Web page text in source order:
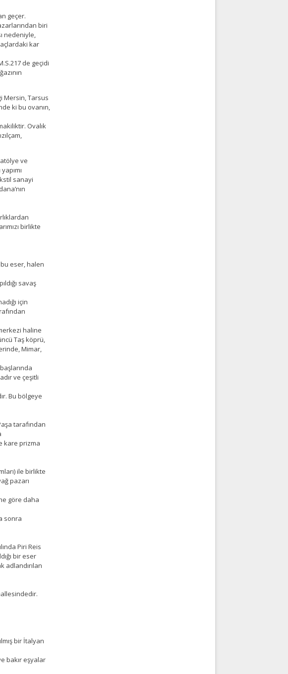
geçer.
biri
nedeniyle,
kar
de geçidi
Mersin, Tarsus
ki bu ovanın,
Ovalık
ve
sanayi
birlikte
eser, halen
savaş
için
haline
Taş köprü,
Mimar,
ve çeşitli
Bu bölgeye
tarafından
kare prizma
ile birlikte
pazarı
göre daha
sonra
Piri Reis
bir eser
adlandırılan
bir İtalyan
bakır eşyalar